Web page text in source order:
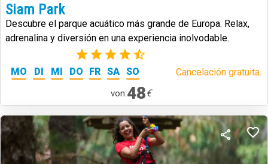
Siam Park
Descubre el parque acuático más grande de Europa. Relax,
adrenalina y diversión en una experiencia inolvodable.
(39)
MO DI MI DO FR SA SO Cancelación gratuita.
von:48€